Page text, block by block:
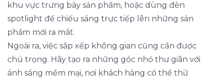
khu vực trưng bày sản phẩm, hoặc dùng đèn
spotlight để chiếu sáng trực tiếp lên những sản
phẩm mới ra mắt.
Ngoài ra, việc sắp xếp không gian cũng cần được
chú trọng. Hãy tạo ra những góc nhỏ thư giãn với
ánh sáng mềm mại, nơi khách hàng có thể thử